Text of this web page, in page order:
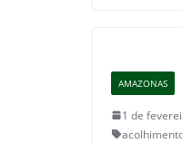
AMAZONAS
1 de